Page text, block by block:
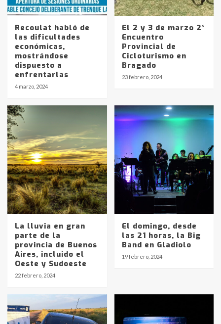
Recoulat habló de
las dificultades
económicas,
mostrándose
dispuesto a
enfrentarlas
4 marzo, 2024
El 2 y 3 de marzo 2°
Encuentro
Provincial de
Cicloturismo en
Bragado
23 febrero, 2024
La lluvia en gran
parte de la
provincia de Buenos
Aires, incluido el
Oeste y Sudoeste
22 febrero, 2024
El domingo, desde
las 21 horas, la Big
Band en Gladiolo
19 febrero, 2024
Identidad de los adolescentes